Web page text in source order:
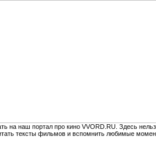
на наш портал про кино VVORD.RU. Здесь
тексты фильмов и вспомнить любимые